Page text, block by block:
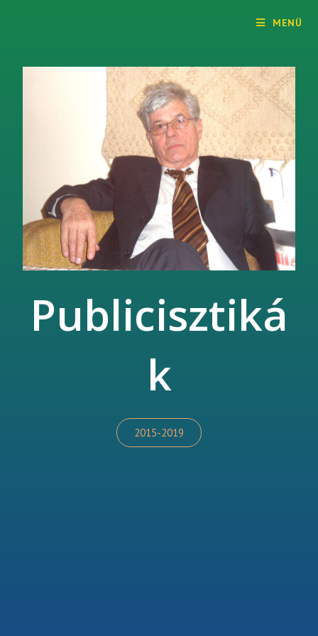
MENÜ
Publicisztiká
k
2015-2019